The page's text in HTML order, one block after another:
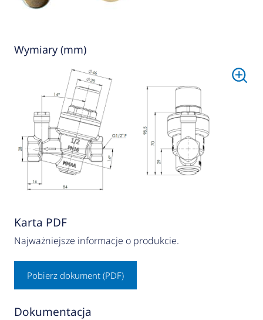
Wymiary (mm)
Karta PDF
Najważniejsze informacje o produkcie.
Pobierz dokument (PDF)
Dokumentacja